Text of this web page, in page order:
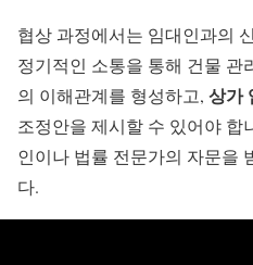
협상 과정에서는 임대인과의
정기적인 소통을 통해 건물 관
의 이해관계를 형성하고, 상가
조정안을 제시할 수 있어야 합
인이나 법률 전문가의 자문을
다.